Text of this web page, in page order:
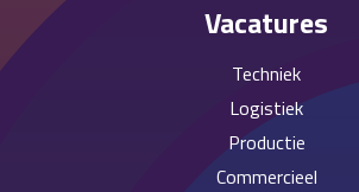
Vacatures
Techniek
Logistiek
Productie
Commercieel